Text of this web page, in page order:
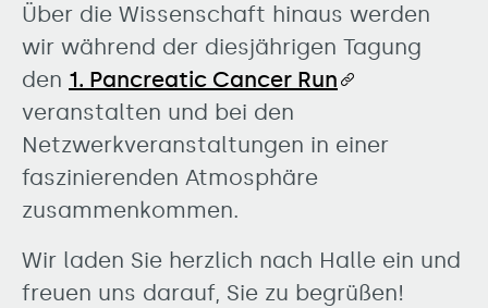
Über die Wissenschaft hinaus werden
wir während der diesjährigen Tagung
den 1. Pancreatic Cancer Run
veranstalten und bei den
Netzwerkveranstaltungen in einer
faszinierenden Atmosphäre
zusammenkommen.
Wir laden Sie herzlich nach Halle ein und
freuen uns darauf, Sie zu begrüßen!